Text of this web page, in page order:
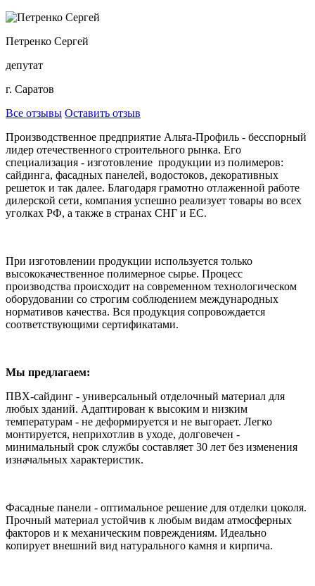
Петренко Сергей
депутат
г. Саратов
Все отзывы Оставить отзыв
Производственное предприятие Альта-Профиль - бесспорный
лидер отечественного строительного рынка. Его
специализация - изготовление продукции из полимеров:
сайдинга, фасадных панелей, водостоков, декоративных
решеток и так далее. Благодаря грамотно отлаженной работе
дилерской сети, компания успешно реализует товары во всех
уголках РФ, а также в странах СНГ и ЕС.
При изготовлении продукции используется только
высококачественное полимерное сырье. Процесс
производства происходит на современном технологическом
оборудовании со строгим соблюдением международных
нормативов качества. Вся продукция сопровождается
соответствующими сертификатами.
Мы предлагаем:
ПВХ-сайдинг - универсальный отделочный материал для
любых зданий. Адаптирован к высоким и низким
температурам - не деформируется и не выгорает. Легко
монтируется, неприхотлив в уходе, долговечен -
минимальный срок службы составляет 30 лет без изменения
изначальных характеристик.
Фасадные панели - оптимальное решение для отделки цоколя.
Прочный материал устойчив к любым видам атмосферных
факторов и к механическим повреждениям. Идеально
копирует внешний вид натурального камня и кирпича.